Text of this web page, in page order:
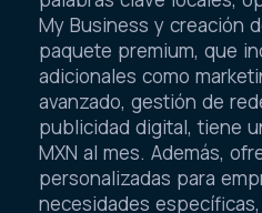
My Business y creación
paquete premium, que
adicionales como
avanzado, gestión de
publicidad digital, tiene
MXN al mes. Además,
personalizadas para
necesidades